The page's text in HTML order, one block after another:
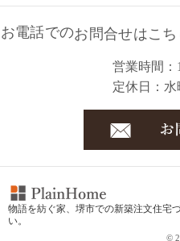
お電話でのお問合せはこち
営業時間
定休日
水
©
物語を紡ぐ家、 堺市での新築注文住宅
い。